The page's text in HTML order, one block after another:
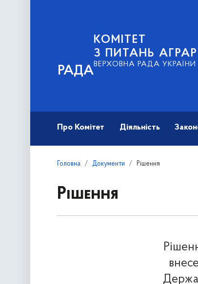
РАДА
КОМІТЕТ
З ПИТАНЬ
ВЕРХОВНА РАДА УКРАЇНИ
Про Комітет Діяльність
Головна Документи Рішення
Рішення